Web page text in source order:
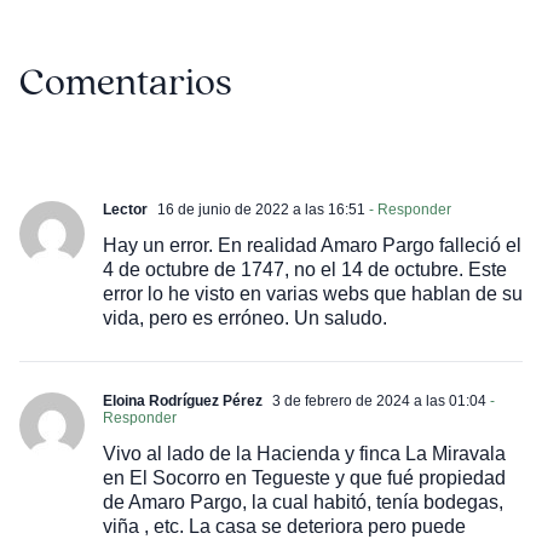
Comentarios
Lector 16 de junio de 2022 a las 16:51 - Responder
Hay un error. En realidad Amaro Pargo falleció el
4 de octubre de 1747, no el 14 de octubre. Este
error lo he visto en varias webs que hablan de su
vida, pero es erróneo. Un saludo.
Eloina Rodríguez Pérez 3 de febrero de 2024 a las 01:04-
Responder
Vivo al lado de la Hacienda y finca La Miravala
en El Socorro en Tegueste y que fué propiedad
de Amaro Pargo, la cual habitó, tenía bodegas,
viña , etc. La casa se deteriora pero puede